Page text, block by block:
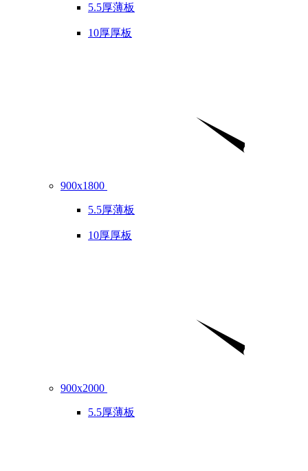
5.5厚薄板
10厚厚板
900x1800
5.5厚薄板
10厚厚板
900x2000
5.5厚薄板